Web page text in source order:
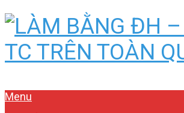
Menu